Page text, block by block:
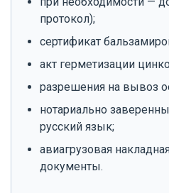
протокол);
сертификат
акт герметизации
разрешения на вывоз
нотариально
русский язык;
авиагрузовая
документы.